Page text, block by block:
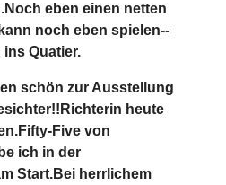
eben einen netten
noch eben spielen--
Quatier.
schön zur Ausstellung
heute
Five von
ich in der
Start.Bei herrlichem